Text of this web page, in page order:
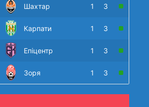
Шахтар 1 3
Карпати 1 3
Епіцентр 1 3
Зоря 1 3